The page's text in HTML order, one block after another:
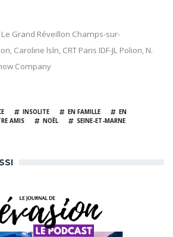
Grand Réveillon Champs-sur-
Caroline lsln, CRT Paris IDF-JL Polion, N.
Company
INSOLITE EN FAMILLE
EN
AMIS NOËL SEINE-ET-MARNE